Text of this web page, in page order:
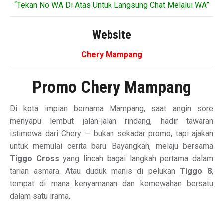
“Tekan No WA Di Atas Untuk Langsung Chat Melalui WA”
Website
Chery Mampang
Promo Chery Mampang
Di kota impian bernama Mampang, saat angin sore
menyapu lembut jalan-jalan rindang, hadir tawaran
istimewa dari Chery — bukan sekadar promo, tapi ajakan
untuk memulai cerita baru. Bayangkan, melaju bersama
Tiggo Cross yang lincah bagai langkah pertama dalam
tarian asmara. Atau duduk manis di pelukanTiggo 8,
tempat di mana kenyamanan dan kemewahan bersatu
dalam satu irama.